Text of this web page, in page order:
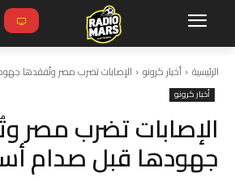
الرئيسية أخبار كرونو الإصابات تضرب مصر وتُفقدها
أخبار كرونو
الإصابات تضرب مصر
جهودها قبل صدام